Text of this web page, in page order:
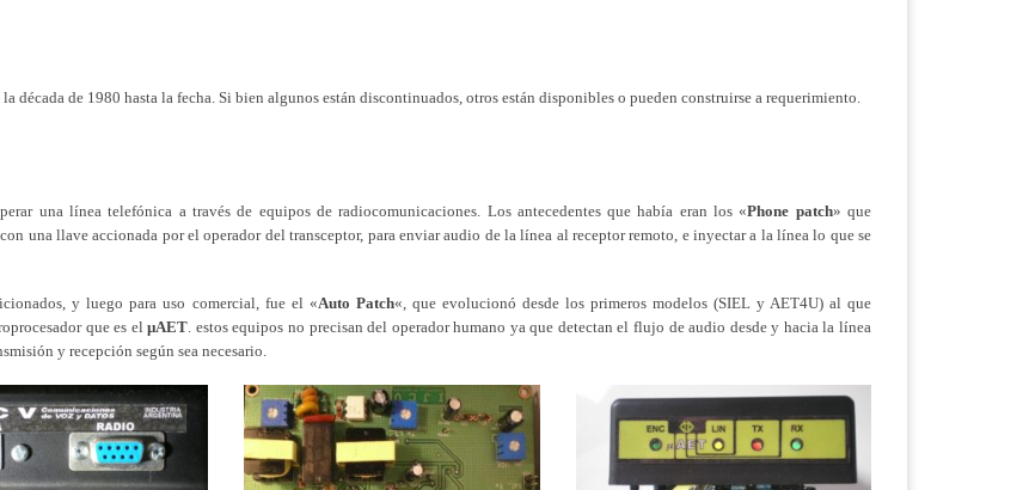
década de 1980 hasta la fecha. Si bien algunos están discontinuados, otros están disponibles o pueden construirse a requerimiento.
una línea telefónica a través de equipos de radiocomunicaciones. Los antecedentes que había eran los «Phone patch» que
una llave accionada por el operador del transceptor, para enviar audio de la línea al receptor remoto, e inyectar a la línea lo que se
y luego para uso comercial, fue el «Auto Patch«, que evolucionó desde los primeros modelos (SIEL y AET4U) al que
que es elµAET . estos equipos no precisan del operador humano ya que detectan el flujo de audio desde y hacia la línea
y recepción según sea necesario.